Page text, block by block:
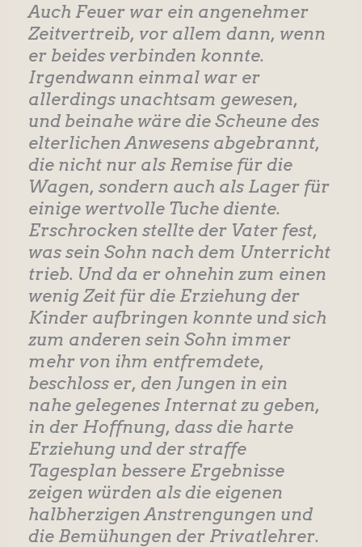
Auch Feuer war ein angenehmer
Zeitvertreib, vor allem dann, wenn
er beides verbinden konnte.
Irgendwann einmal war er
allerdings unachtsam gewesen,
und beinahe wäre die Scheune des
elterlichen Anwesens abgebrannt,
die nicht nur als Remise für die
Wagen, sondern auch als Lager für
einige wertvolle Tuche diente.
Erschrocken stellte der Vater fest,
was sein Sohn nach dem Unterricht
trieb. Und da er ohnehin zum einen
wenig Zeit für die Erziehung der
Kinder aufbringen konnte und sich
zum anderen sein Sohn immer
mehr von ihm entfremdete,
beschloss er, den Jungen in ein
nahe gelegenes Internat zu geben,
in der Hoffnung, dass die harte
Erziehung und der straffe
Tagesplan bessere Ergebnisse
zeigen würden als die eigenen
halbherzigen Anstrengungen und
die Bemühungen der Privatlehrer.